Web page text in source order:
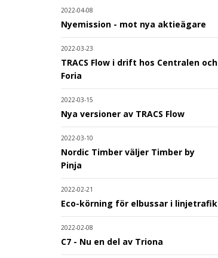
2022-04-08
Nyemission - mot nya aktieägare
2022-03-23
TRACS Flow i drift hos Centralen och
Foria
2022-03-15
Nya versioner av TRACS Flow
2022-03-10
Nordic Timber väljer Timber by
Pinja
2022-02-21
Eco-körning för elbussar i linjetrafik
2022-02-08
C7 - Nu en del av Triona